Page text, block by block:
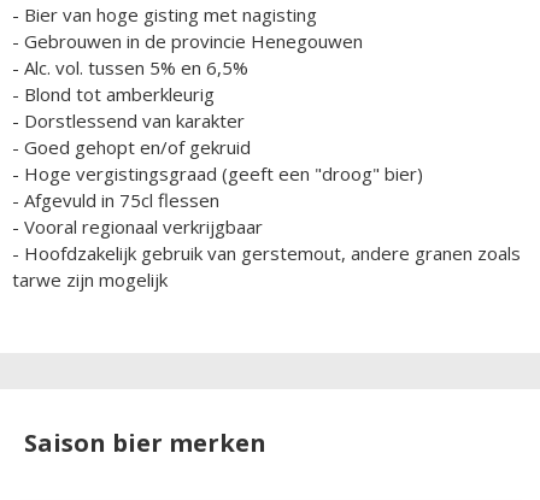
- Bier van hoge gisting met nagisting
- Gebrouwen in de provincie Henegouwen
- Alc. vol. tussen 5% en 6,5%
- Blond tot amberkleurig
- Dorstlessend van karakter
- Goed gehopt en/of gekruid
- Hoge vergistingsgraad (geeft een "droog" bier)
- Afgevuld in 75cl flessen
- Vooral regionaal verkrijgbaar
- Hoofdzakelijk gebruik van gerstemout, andere granen zoals
tarwe zijn mogelijk
Saison bier merken